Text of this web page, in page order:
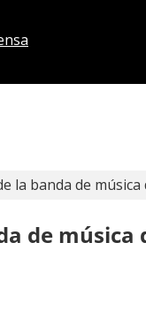
la banda de
de música